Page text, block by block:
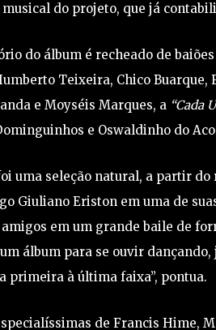
do projeto, que já
do álbum é recheado de
Teixeira, Chico Buarque,
e Moyséis Marques, a “Cada
e Oswaldinho do
uma seleção natural, a partir do
Giuliano Eriston em uma de
em um grande baile de
álbum para se ouvir
primeira à última faixa”, pontua.
de Francis Hime,